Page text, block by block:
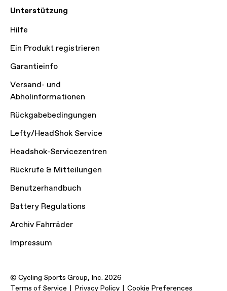
Unterstützung
Hilfe
Ein Produkt registrieren
Garantieinfo
Versand- und
Abholinformationen
Rückgabebedingungen
Lefty/HeadShok Service
Headshok-Servicezentren
Rückrufe & Mitteilungen
Benutzerhandbuch
Battery Regulations
Archiv Fahrräder
Impressum
© Cycling Sports Group, Inc. 2026
Terms of Service
Privacy Policy Cookie Preferences